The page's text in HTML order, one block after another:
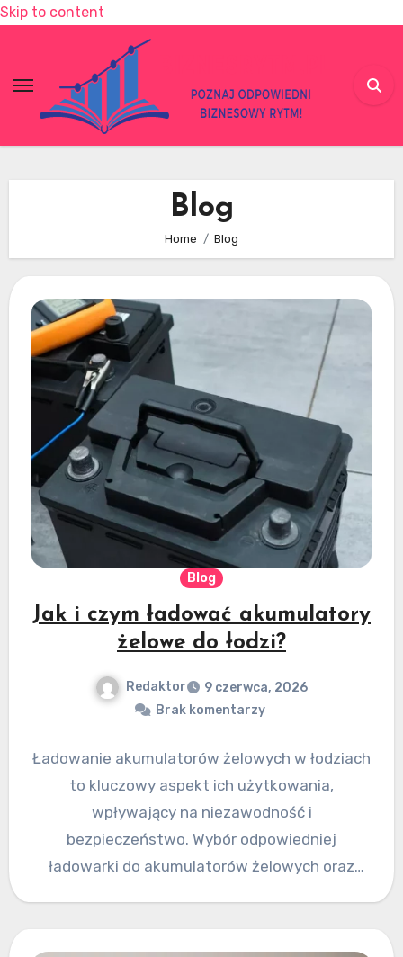
Skip to content
Blog
Home Blog
Blog
Jak i czym ładować akumulatory
żelowe do łodzi?
Redaktor
9 czerwca, 2026
Brak komentarzy
Ładowanie akumulatorów żelowych w łodziach
to kluczowy aspekt ich użytkowania,
wpływający na niezawodność i
bezpieczeństwo. Wybór odpowiedniej
ładowarki do akumulatorów żelowych oraz